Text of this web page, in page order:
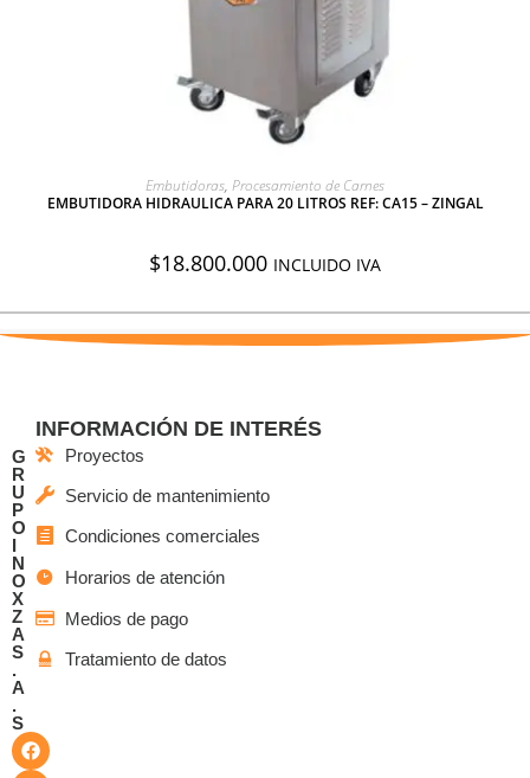
AGREGAR A COTIZACIÓN
Embutidoras, Procesamiento de Carnes
EMBUTIDORA HIDRAULICA PARA 20 LITROS REF: CA15 – ZINGAL
$18.800.000 INCLUIDO IVA
G
R
U
P
O
I
N
O
X
Z
A
S
.
A
.
S
INFORMACIÓN DE INTERÉS
Proyectos
Servicio de mantenimiento
Condiciones comerciales
Horarios de atención
Medios de pago
Tratamiento de datos